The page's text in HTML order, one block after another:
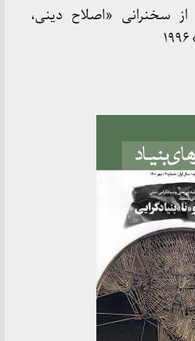
سخنرانی «اصلاح دینی،